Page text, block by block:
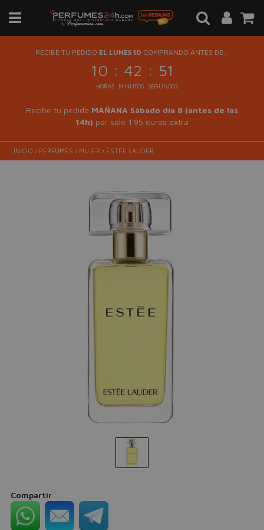
RECIBE TU PEDIDO EL LUNES 10 COMPRANDO ANTES DE...
10 : 42 : 51
HORAS MINUTOS SEGUNDOS
Recibe tu pedido MAÑANA Sábado día 8 (antes de las
14h) por sólo 1.95 euros extra
INICIO › PERFUMES › MUJER › ESTÉE LAUDER
Compartir